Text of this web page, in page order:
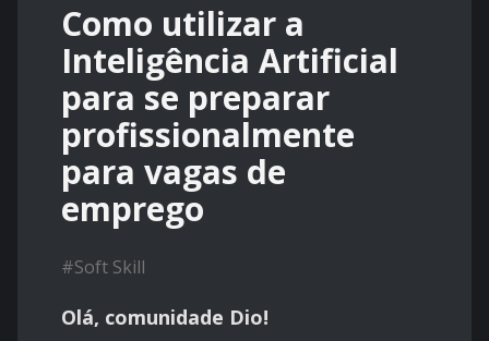
Como utilizar a
Inteligência Artificial
para se preparar
profissionalmente
para vagas de
emprego
#Soft Skill
Olá, comunidade Dio!